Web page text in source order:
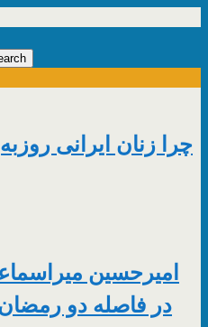
چرا زنان ایرانی
امیرحسین
در فاصله دو